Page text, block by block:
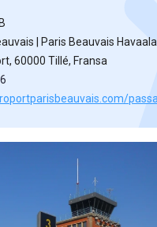
| Paris Beauvais
60000 Tillé, Fransa